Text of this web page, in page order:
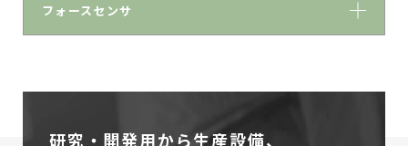
フォースセンサ
研究・開発用から生産設備、